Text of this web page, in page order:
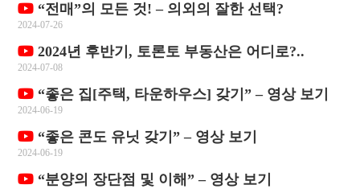
“전매”의 모든 것! – 의외의 잘한 선택?
2024-07-26
2024년 후반기, 토론토 부동산은 어디로?..
2024-07-08
“좋은 집[주택, 타운하우스] 갖기” – 영상 보기
2024-06-19
“좋은 콘도 유닛 갖기” – 영상 보기
2024-06-19
“분양의 장단점 및 이해” – 영상 보기